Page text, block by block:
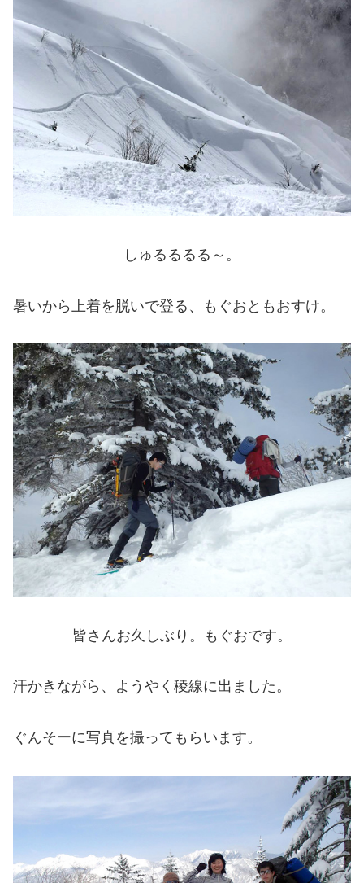
しゅるるるる～。
暑いから上着を脱いで登る、もぐおともおすけ。
皆さんお久しぶり。もぐおです。
汗かきながら、ようやく稜線に出ました。
ぐんそーに写真を撮ってもらいます。